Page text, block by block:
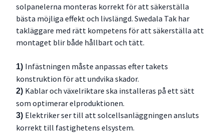
solpanelerna monteras korrekt för att säkerställa
bästa möjliga effekt och livslängd. Swedala Tak har
takläggare med rätt kompetens för att säkerställa att
montaget blir både hållbart och tätt.
1) Infästningen måste anpassas efter takets
konstruktion för att undvika skador.
2) Kablar och växelriktare ska installeras på ett sätt
som optimerar elproduktionen.
3) Elektriker ser till att solcellsanläggningen ansluts
korrekt till fastighetens elsystem.